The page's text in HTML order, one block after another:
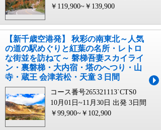
￥119,900~￥139,900
【新千歳空港発】 秋彩の南東北～人気
の道の駅めぐりと紅葉の名所・レトロ
な街並を訪ねて～ 磐梯吾妻スカイライ
ン・裏磐梯・大内宿・塔のへつり・山
寺・蔵王 会津若松・天童３日間
コース番号265321113`CTS0
10月01日~11月30日 出発 3日間
￥99,900~￥102,900